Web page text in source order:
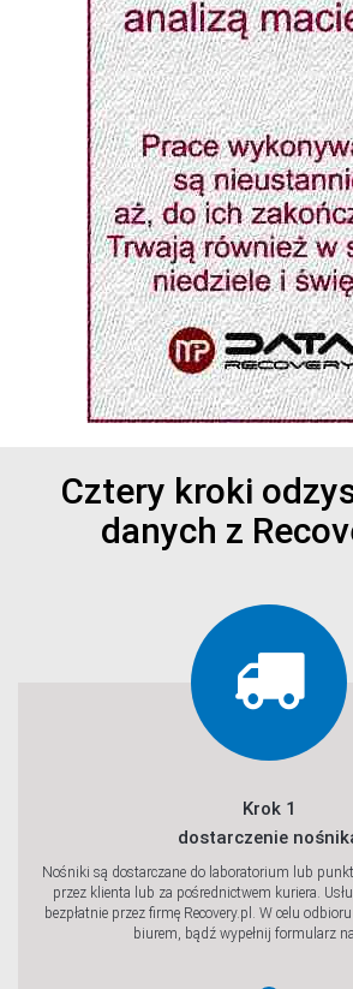
Cztery kroki
danych z
Krok 1
dostarczenie
Nośniki są dostarczane do laboratorium lub
przez klienta lub za pośrednictwem kuriera.
bezpłatnie przez firmę Recovery.pl. W celu
biurem, bądź wypełnij formularz